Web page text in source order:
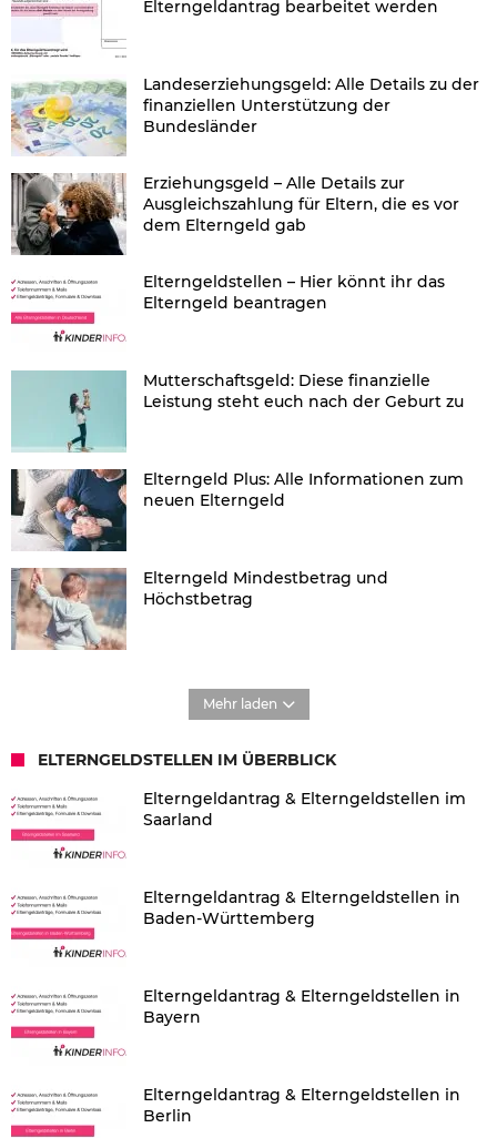
Elterngeldantrag bearbeitet werden
Landeserziehungsgeld: Alle Details zu der
finanziellen Unterstützung der
Bundesländer
Erziehungsgeld – Alle Details zur
Ausgleichszahlung für Eltern, die es vor
dem Elterngeld gab
Elterngeldstellen – Hier könnt ihr das
Elterngeld beantragen
Mutterschaftsgeld: Diese finanzielle
Leistung steht euch nach der Geburt zu
Elterngeld Plus: Alle Informationen zum
neuen Elterngeld
Elterngeld Mindestbetrag und
Höchstbetrag
Mehr laden
ELTERNGELDSTELLEN IM ÜBERBLICK
Elterngeldantrag & Elterngeldstellen im
Saarland
Elterngeldantrag & Elterngeldstellen in
Baden-Württemberg
Elterngeldantrag & Elterngeldstellen in
Bayern
Elterngeldantrag & Elterngeldstellen in
Berlin